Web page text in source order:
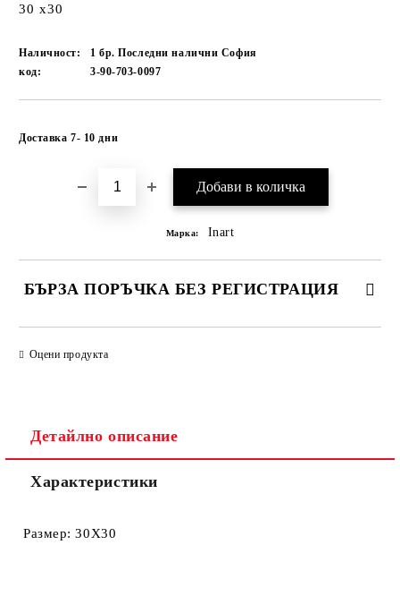
30 x30
Наличност:
1 бр. Последни налични София
код:
3-90-703-0097
Доставка 7- 10 дни
Марка: Inart
БЪРЗА ПОРЪЧКА БЕЗ РЕГИСТРАЦИЯ
Оцени продукта
Детайлно описание
Характеристики
Размер: 30Χ30